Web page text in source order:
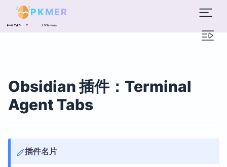
PKMER
目录 概述
Obsidian 插件：Terminal
Agent Tabs
插件名片